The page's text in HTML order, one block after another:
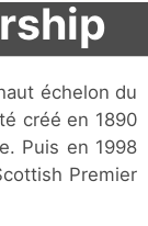
créé en 1890
Puis en 1998
Premier